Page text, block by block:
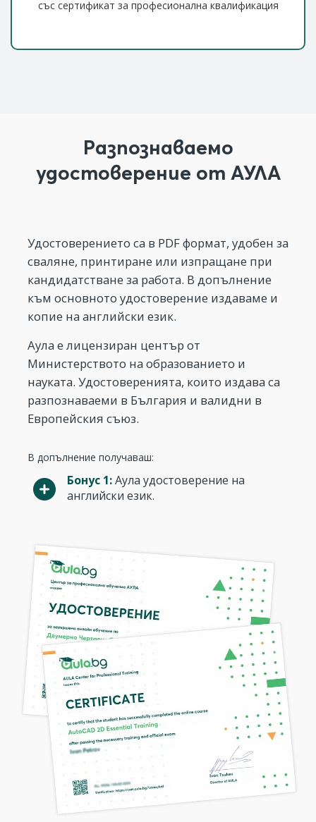
със сертификат за професионална квалификация
Разпознаваемо
удостоверение от АУЛА
Удостоверението са в PDF формат, удобен за
сваляне, принтиране или изпращане при
кандидатстване за работа. В допълнение
към основното удостоверение издаваме и
копие на английски език.
Аула е лицензиран център от
Министерството на образованието и
науката. Удостоверенията, които издава са
разпознаваеми в България и валидни в
Европейския съюз.
В допълнение получаваш:
Бонус 1:Аула удостоверение на
английски език.